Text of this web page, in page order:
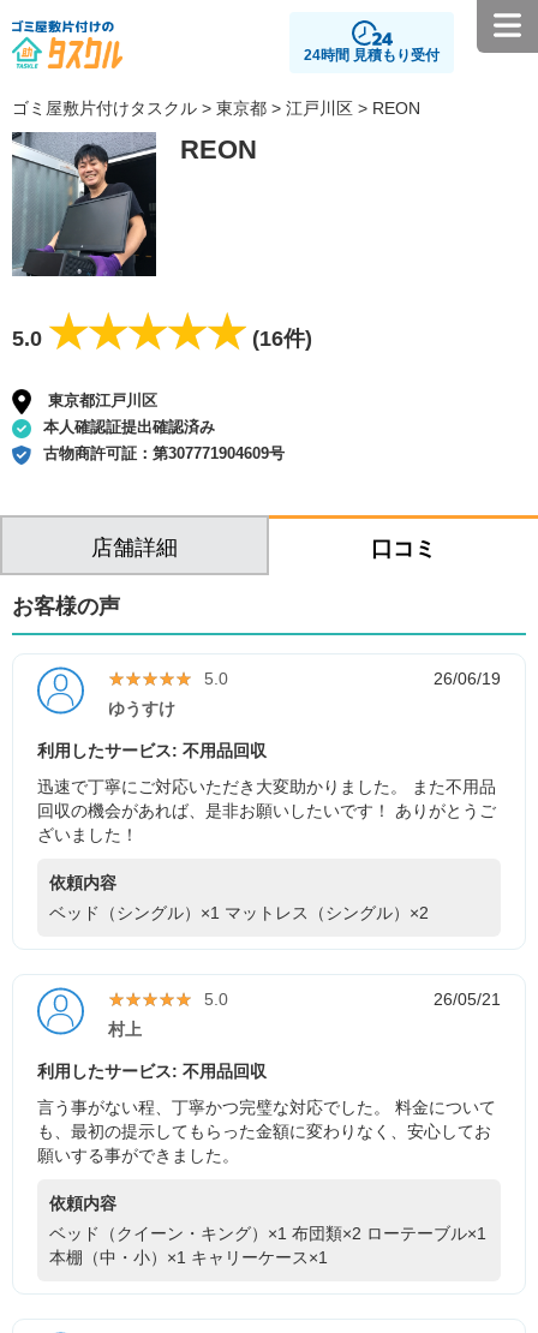
24時間 見積もり受付
ゴミ屋敷片付けタスクル > 東京都 > 江戸川区 > REON
REON
5.0 ★★★★★
★★★★★ (16件)
東京都江戸川区
本人確認証提出確認済み
古物商許可証： 第307771904609号
店舗詳細 口コミ
お客様の声
★★★★★
★★★★★ 5.0
26/06/19
ゆうすけ
利用したサービス: 不用品回収
迅速で丁寧にご対応いただき大変助かりました。 また不用品
回収の機会があれば、是非お願いしたいです！ ありがとうご
ざいました！
依頼内容
ベッド（シングル）×1 マットレス（シングル）×2
★★★★★
★★★★★ 5.0
26/05/21
村上
利用したサービス: 不用品回収
言う事がない程、丁寧かつ完璧な対応でした。 料金について
も、最初の提示してもらった金額に変わりなく、安心してお
願いする事ができました。
依頼内容
ベッド（クイーン・キング）×1 布団類×2 ローテーブル×1
本棚（中・小）×1 キャリーケース×1